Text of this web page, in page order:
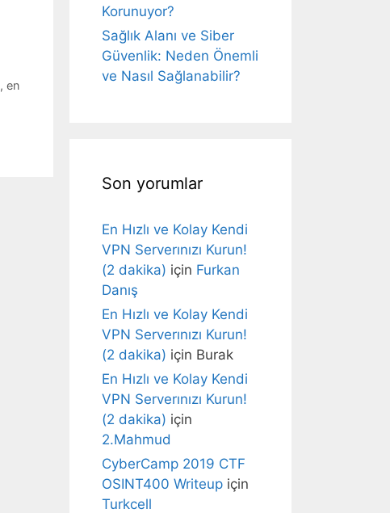
, en
Korunuyor?
Sağlık Alanı ve Siber
Güvenlik: Neden Önemli
ve Nasıl Sağlanabilir?
Son yorumlar
En Hızlı ve Kolay Kendi
VPN Serverınızı Kurun!
(2 dakika) için Furkan
Danış
En Hızlı ve Kolay Kendi
VPN Serverınızı Kurun!
(2 dakika) için Burak
En Hızlı ve Kolay Kendi
VPN Serverınızı Kurun!
(2 dakika) için
2.Mahmud
CyberCamp 2019 CTF
OSINT400 Writeup için
Turkcell